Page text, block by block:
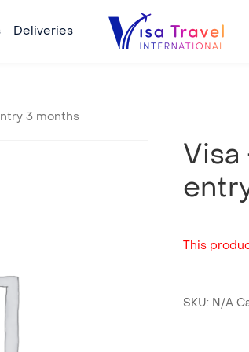
Deliveries
3 months
Visa
This
SKU: N/A